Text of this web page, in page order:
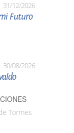
31/12/2026
Futuro
30/08/2026
Tormes